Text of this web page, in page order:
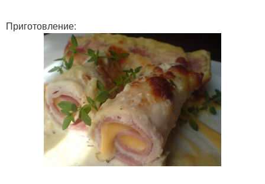
Приготовление: